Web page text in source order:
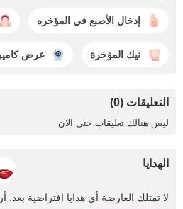
إدخال الأصبع في المؤخره
نيك المؤخرة عرض
التعليقات (0)
ليس هنالك تعليقات حتى الان
الهدايا
لا تمتلك العارضة أي هدايا افتراضية بعد.